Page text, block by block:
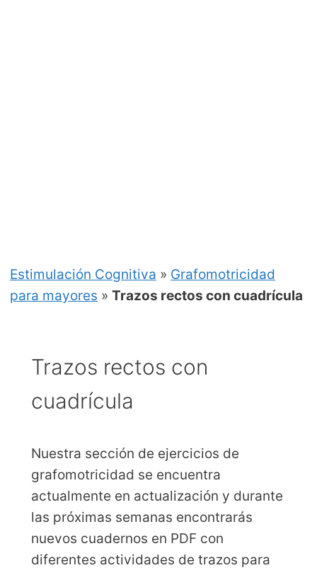
Estimulación Cognitiva » Grafomotricidad
para mayores » Trazos rectos con cuadrícula
Trazos rectos con
cuadrícula
Nuestra sección de ejercicios de
grafomotricidad se encuentra
actualmente en actualización y durante
las próximas semanas encontrarás
nuevos cuadernos en PDF con
diferentes actividades de trazos para